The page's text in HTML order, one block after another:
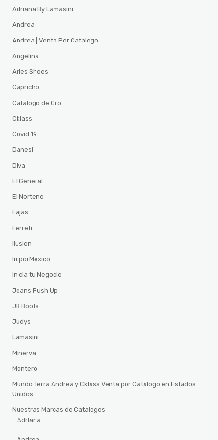
Adriana By Lamasini
Andrea
Andrea | Venta Por Catalogo
Angelina
Arles Shoes
Capricho
Catalogo de Oro
Cklass
Covid 19
Danesi
Diva
El General
El Norteno
Fajas
Ferreti
Ilusion
ImporMexico
Inicia tu Negocio
Jeans Push Up
JR Boots
Judys
Lamasini
Minerva
Montero
Mundo Terra Andrea y Cklass Venta por Catalogo en Estados
Unidos
Nuestras Marcas de Catalogos
Adriana